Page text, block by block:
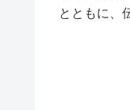
とともに、